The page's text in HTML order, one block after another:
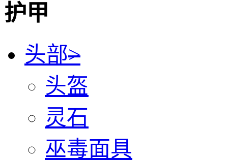
护甲
头部>
头盔
灵石
巫毒面具